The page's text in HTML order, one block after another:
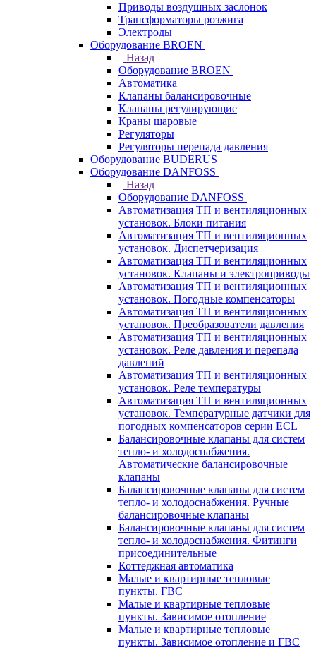
Приводы воздушных заслонок
Трансформаторы розжига
Электроды
Оборудование BROEN
Назад
Оборудование BROEN
Автоматика
Клапаны балансировочные
Клапаны регулирующие
Краны шаровые
Регуляторы
Регуляторы перепада давления
Оборудование BUDERUS
Оборудование DANFOSS
Назад
Оборудование DANFOSS
Автоматизация ТП и вентиляционных
установок. Блоки питания
Автоматизация ТП и вентиляционных
установок. Диспетчеризация
Автоматизация ТП и вентиляционных
установок. Клапаны и электроприводы
Автоматизация ТП и вентиляционных
установок. Погодные компенсаторы
Автоматизация ТП и вентиляционных
установок. Преобразователи давления
Автоматизация ТП и вентиляционных
установок. Реле давления и перепада
давлений
Автоматизация ТП и вентиляционных
установок. Реле температуры
Автоматизация ТП и вентиляционных
установок. Температурные датчики для
погодных компенсаторов серии ECL
Балансировочные клапаны для систем
тепло- и холодоснабжения.
Автоматические балансировочные
клапаны
Балансировочные клапаны для систем
тепло- и холодоснабжения. Ручные
балансировочные клапаны
Балансировочные клапаны для систем
тепло- и холодоснабжения. Фитинги
присоединительные
Коттеджная автоматика
Малые и квартирные тепловые
пункты. ГВС
Малые и квартирные тепловые
пункты. Зависимое отопление
Малые и квартирные тепловые
пункты. Зависимое отопление и ГВС